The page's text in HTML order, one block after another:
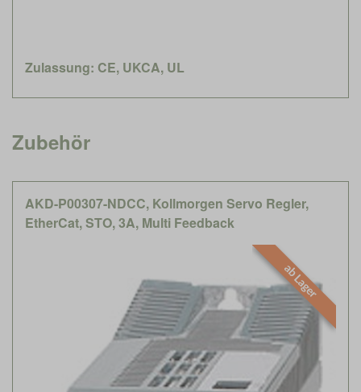
Zulassung: CE, UKCA, UL
Zubehör
AKD-P00307-NDCC, Kollmorgen Servo Regler,
EtherCat, STO, 3A, Multi Feedback
ab Lager